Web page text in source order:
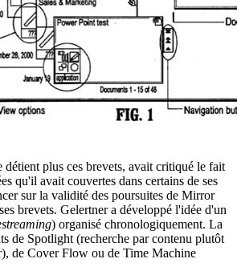
plus ces brevets, avait critiqué le fait
qu'il avait couvertes dans certains de ses
sur la validité des poursuites de Mirror
brevets. Gelertner a développé l'idée d'un
) organisé chronologiquement. La
de Spotlight (recherche par contenu plutôt
de Cover Flow ou de Time Machine